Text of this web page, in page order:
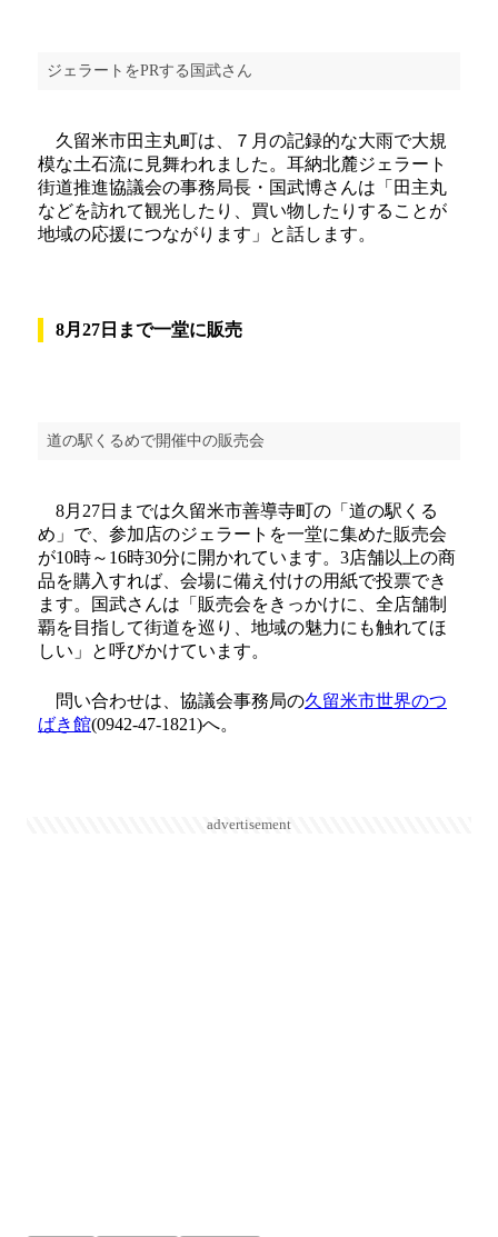
ジェラートをPRする国武さん
久留米市田主丸町は、７月の記録的な大雨で大規
模な土石流に見舞われました。耳納北麓ジェラート
街道推進協議会の事務局長・国武博さんは「田主丸
などを訪れて観光したり、買い物したりすることが
地域の応援につながります」と話します。
8月27日まで一堂に販売
道の駅くるめで開催中の販売会
8月27日までは久留米市善導寺町の「道の駅くる
め」で、参加店のジェラートを一堂に集めた販売会
が10時～16時30分に開かれています。3店舗以上の商
品を購入すれば、会場に備え付けの用紙で投票でき
ます。国武さんは「販売会をきっかけに、全店舗制
覇を目指して街道を巡り、地域の魅力にも触れてほ
しい」と呼びかけています。
問い合わせは、協議会事務局の久留米市世界のつ
ばき館(0942-47-1821)へ。
advertisement